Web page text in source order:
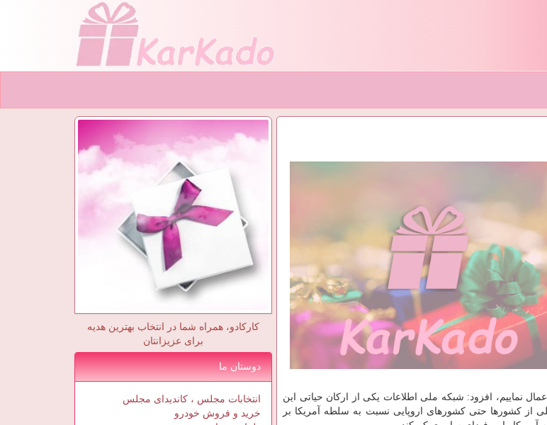
نماییم، افزود: شبکه ملی اطلاعات یکی از ارکان حیاتی این
از کشورها حتی کشورهای اروپایی نسبت به سلطه آمریکا بر
کارکادو، همراه شما در انتخاب بهترین هدیه
برای عزیزانتان
دوستان ما
انتخابات مجلس ، کاندیدای مجلس
خرید و فروش خودرو